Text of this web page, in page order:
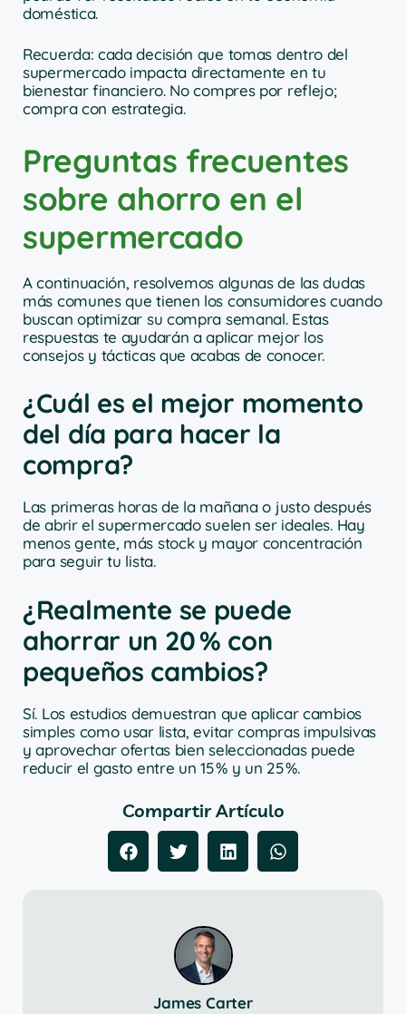
doméstica.
Recuerda: cada decisión que tomas dentro del
supermercado impacta directamente en tu
bienestar financiero. No compres por reflejo;
compra con estrategia.
Preguntas frecuentes
sobre ahorro en el
supermercado
A continuación, resolvemos algunas de las dudas
más comunes que tienen los consumidores cuando
buscan optimizar su compra semanal. Estas
respuestas te ayudarán a aplicar mejor los
consejos y tácticas que acabas de conocer.
¿Cuál es el mejor momento
del día para hacer la
compra?
Las primeras horas de la mañana o justo después
de abrir el supermercado suelen ser ideales. Hay
menos gente, más stock y mayor concentración
para seguir tu lista.
¿Realmente se puede
ahorrar un 20 % con
pequeños cambios?
Sí. Los estudios demuestran que aplicar cambios
simples como usar lista, evitar compras impulsivas
y aprovechar ofertas bien seleccionadas puede
reducir el gasto entre un 15 % y un 25 %.
Compartir Artículo
James Carter